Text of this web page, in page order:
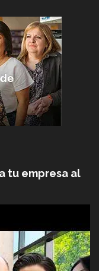
tu empresa al